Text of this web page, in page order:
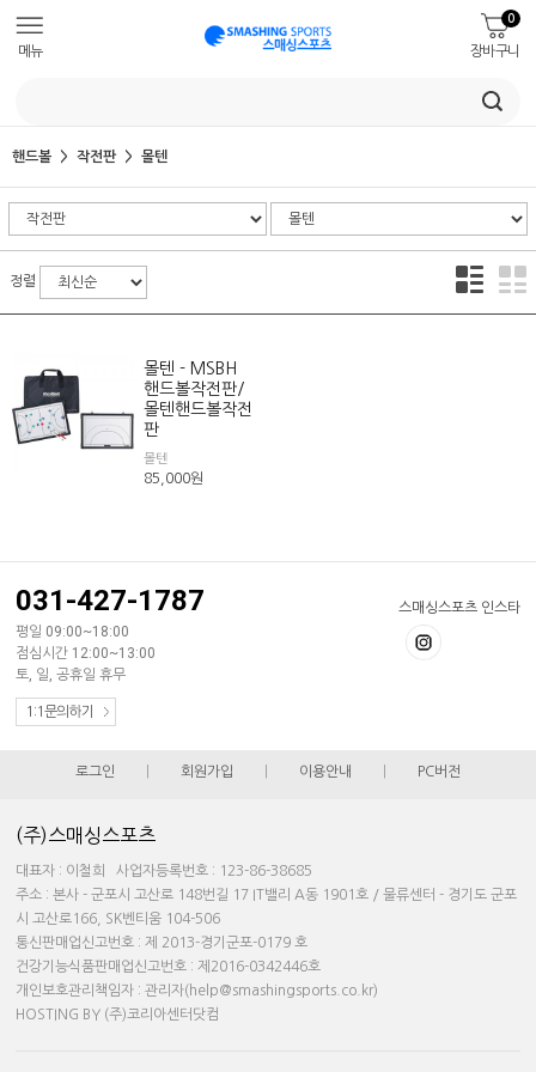
메뉴 장바구니
0
핸드볼 작전판 몰텐
정렬
몰텐 - MSBH
핸드볼작전판/
몰텐핸드볼작전
판
몰텐
85,000원
스매싱스포츠 인스타
031-427-1787
평일 09:00~18:00
점심시간 12:00~13:00
토, 일, 공휴일 휴무
1:1문의하기
로그인 회원가입 이용안내 PC버전
(주)스매싱스포츠
대표자 : 이철희 사업자등록번호 : 123-86-38685
주소 : 본사 - 군포시 고산로 148번길 17 IT밸리 A동 1901호 / 물류센터 - 경기도 군포
시 고산로166, SK벤티움 104-506
통신판매업신고번호 : 제 2013-경기군포-0179 호
건강기능식품판매업신고번호 : 제2016-0342446호
개인보호관리책임자 : 관리자(help@smashingsports.co.kr)
HOSTING BY (주)코리아센터닷컴